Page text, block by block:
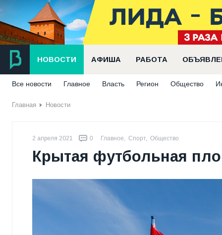
НОВОСТИ АФИША РАБОТА
Все новости Главное Власть Регион Общество
Главная Новости
2 апреля 2021 0 Главное, Спорт, Общество
Крытая футбольная